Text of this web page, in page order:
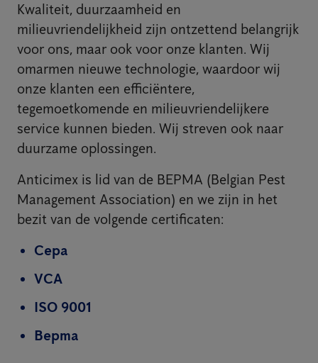
Kwaliteit, duurzaamheid en
milieuvriendelijkheid zijn ontzettend belangrijk
voor ons, maar ook voor onze klanten. Wij
omarmen nieuwe technologie, waardoor wij
onze klanten een efficiëntere,
tegemoetkomende en milieuvriendelijkere
service kunnen bieden. Wij streven ook naar
duurzame oplossingen.
Anticimex is lid van de BEPMA (Belgian Pest
Management Association) en we zijn in het
bezit van de volgende certificaten:
Cepa
VCA
ISO 9001
Bepma